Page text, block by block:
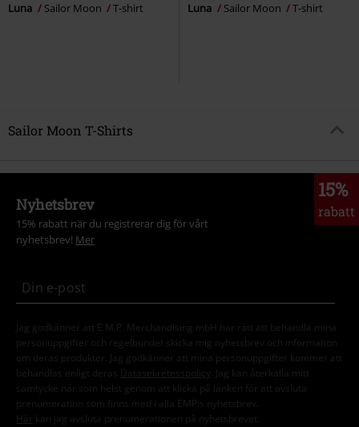
Luna Sailor Moon T-shirt Luna Sailor Moon T-shirt
Sailor Moon T-Shirts
15%
rabatt
Nyhetsbrev
15% rabatt när du registrerar dig för vårt
nyhetsbrev! Mer
Jag godkänner att E.M.P. Merchandising mbH har rätt att behandla mina
personuppgifter och regelbundet skicka mig nyhetsbrev och information
om deras produkter. Jag godkänner att mina personuppgifter kommer att
behandlas enligt deras
Datasekretesspolicy
. Jag kan återkalla mitt
samtycke när som helst genom att klicka på länken för att avsluta
prenumeration som finns med i alla EMP:s nyhetsbrev.
Här kan jag avsluta prenumerationen på nyhetsbrevet.